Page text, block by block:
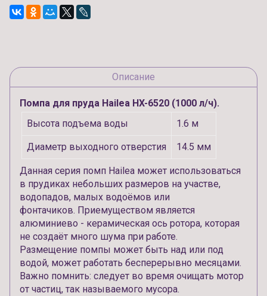
Описание
Помпа для пруда Hailea HX-6520 (1000 л/ч).
Высота подъема воды
1.6 м
Диаметр выходного отверстия 14.5 мм
Данная серия помп Hailea может использоваться
в прудиках небольших размеров на участве,
водопадов, малых водоёмов или
фонтачиков. Приемуществом является
алюминиево - керамическая ось ротора, которая
не создаёт много шума при работе.
Размещение помпы может быть над или под
водой, может работать бесперерывно месяцами.
Важно помнить: следует во время очищать мотор
от частиц, так называемого мусора.